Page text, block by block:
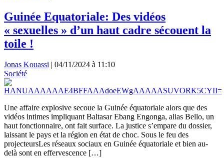
Guinée Equatoriale: Des vidéos
« sexuelles » d’un haut cadre sécouent la
toile !
Jonas Kouassi
04/11/2024 à 11:10
Société
Une affaire explosive secoue la Guinée équatoriale alors que des
vidéos intimes impliquant Baltasar Ebang Engonga, alias Bello, un
haut fonctionnaire, ont fait surface. La justice s’empare du dossier,
laissant le pays et la région en état de choc. Sous le feu des
projecteursLes réseaux sociaux en Guinée équatoriale et bien au-
delà sont en effervescence […]